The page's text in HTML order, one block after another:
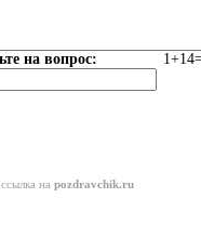
на вопрос:
на pozdravchik.ru